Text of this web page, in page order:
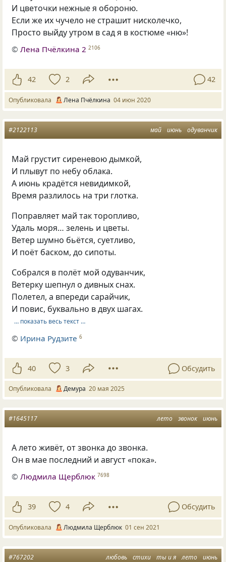
И цветочки нежные я обороню.
Если же их чучело не страшит нисколечко,
Просто выйду утром в сад я в костюме «ню»!
©Лена Пчёлкина 2 2106
42 2 42
Опубликовала Лена Пчёлкина 04 июн 2020
май июнь одуванчик
#2122113
Май грустит сиреневою дымкой,
И плывут по небу облака.
А июнь крадётся невидимкой,
Время разлилось на три глотка.
Поправляет май так торопливо,
Удаль моря… зелень и цветы.
Ветер шумно бьётся, суетливо,
И поёт баском, до сипоты.
Собрался в полёт мой одуванчик,
Ветерку шепнул о дивных снах.
Полетел, а впереди сарайчик,
И повис, буквально в двух шагах.
… показать весь текст …
© Ирина Рудзите 6
40 3 Обсудить
Опубликовала Демура 20 мая 2025
лето звонок июнь
#1645117
А лето живёт, от звонка до звонка.
Он в мае последний и август «пока».
©Людмила Щерблюк 7698
39 4 Обсудить
Опубликовала Людмила Щерблюк 01 сен 2021
любовь стихи ты и я лето июнь
#767202